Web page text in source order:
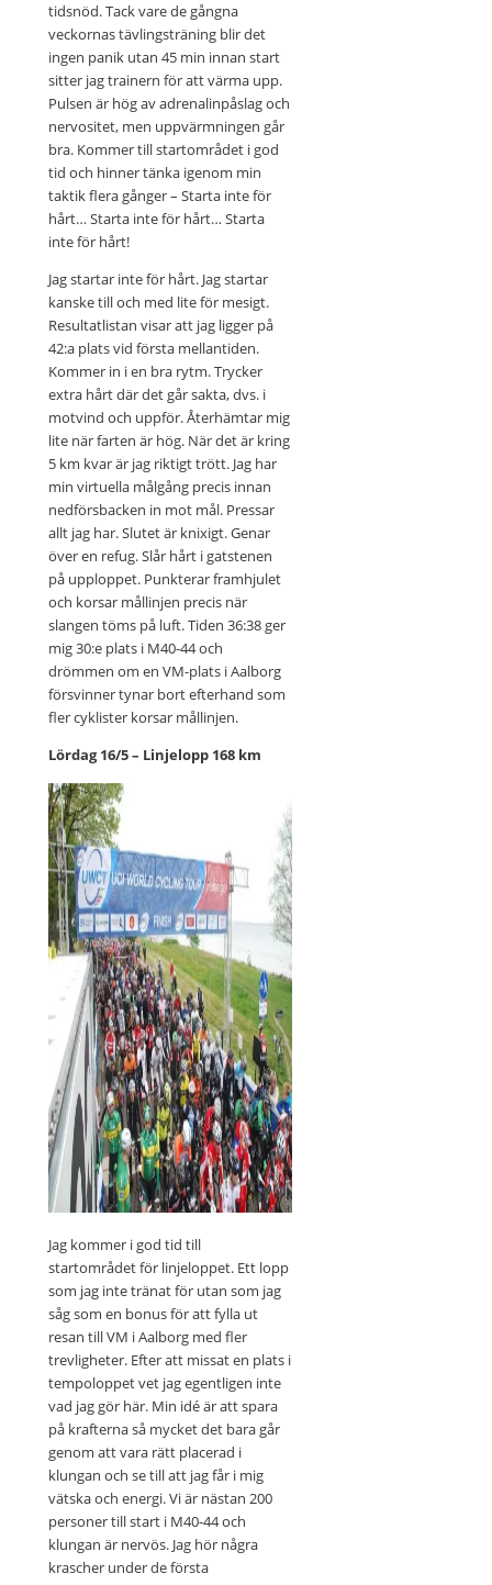
tidsnöd. Tack vare de gångna
veckornas tävlingsträning blir det
ingen panik utan 45 min innan start
sitter jag trainern för att värma upp.
Pulsen är hög av adrenalinpåslag och
nervositet, men uppvärmningen går
bra. Kommer till startområdet i god
tid och hinner tänka igenom min
taktik flera gånger – Starta inte för
hårt… Starta inte för hårt… Starta
inte för hårt!
Jag startar inte för hårt. Jag startar
kanske till och med lite för mesigt.
Resultatlistan visar att jag ligger på
42:a plats vid första mellantiden.
Kommer in i en bra rytm. Trycker
extra hårt där det går sakta, dvs. i
motvind och uppför. Återhämtar mig
lite när farten är hög. När det är kring
5 km kvar är jag riktigt trött. Jag har
min virtuella målgång precis innan
nedförsbacken in mot mål. Pressar
allt jag har. Slutet är knixigt. Genar
över en refug. Slår hårt i gatstenen
på upploppet. Punkterar framhjulet
och korsar mållinjen precis när
slangen töms på luft. Tiden 36:38 ger
mig 30:e plats i M40-44 och
drömmen om en VM-plats i Aalborg
försvinner tynar bort efterhand som
fler cyklister korsar mållinjen.
Lördag 16/5 – Linjelopp 168 km
Jag kommer i god tid till
startområdet för linjeloppet. Ett lopp
som jag inte tränat för utan som jag
såg som en bonus för att fylla ut
resan till VM i Aalborg med fler
trevligheter. Efter att missat en plats i
tempoloppet vet jag egentligen inte
vad jag gör här. Min idé är att spara
på krafterna så mycket det bara går
genom att vara rätt placerad i
klungan och se till att jag får i mig
vätska och energi. Vi är nästan 200
personer till start i M40-44 och
klungan är nervös. Jag hör några
krascher under de första